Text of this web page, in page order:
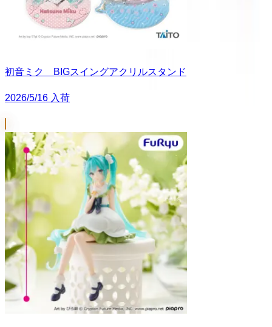
初音ミク BIGスイングアクリルスタンド
2026/5/16 入荷